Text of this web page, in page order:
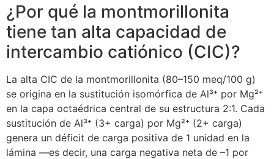
¿Por qué la montmorillonita
tiene tan alta capacidad de
intercambio catiónico (CIC)?
La alta CIC de la montmorillonita (80–150 meq/100 g)
se origina en la sustitución isomórfica de Al³⁺ por Mg²⁺
en la capa octaédrica central de su estructura 2:1. Cada
sustitución de Al³⁺ (3+ carga) por Mg²⁺ (2+ carga)
genera un déficit de carga positiva de 1 unidad en la
lámina —es decir, una carga negativa neta de –1 por